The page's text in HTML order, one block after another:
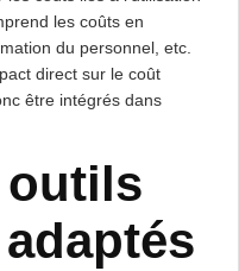
les coûts en
du personnel, etc.
direct sur le coût
être intégrés dans